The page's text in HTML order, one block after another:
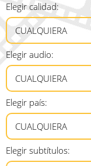
Elegir calidad:
Elegir audio:
Elegir país:
Elegir subtítulos: